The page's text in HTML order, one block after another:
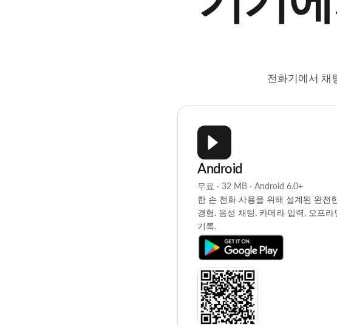
전화기에서 채
Android
무료 · 32 MB · Android 6.0+
한 손 전화 사용을 위해 설계된 완전
경험. 음성 채팅, 카메라 입력, 오프라
기록.